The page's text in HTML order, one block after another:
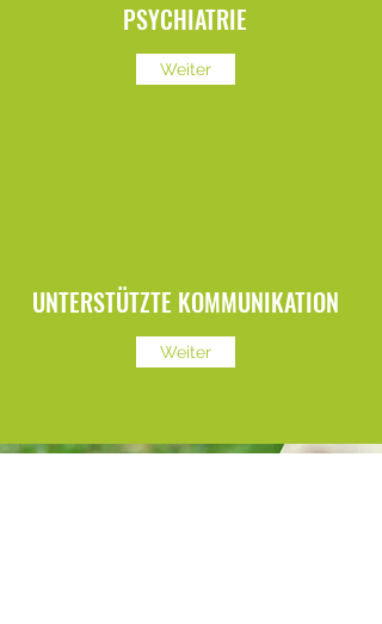
PSYCHIATRIE
Weiter
UNTERSTÜTZTE KOMMUNIKATION
Weiter